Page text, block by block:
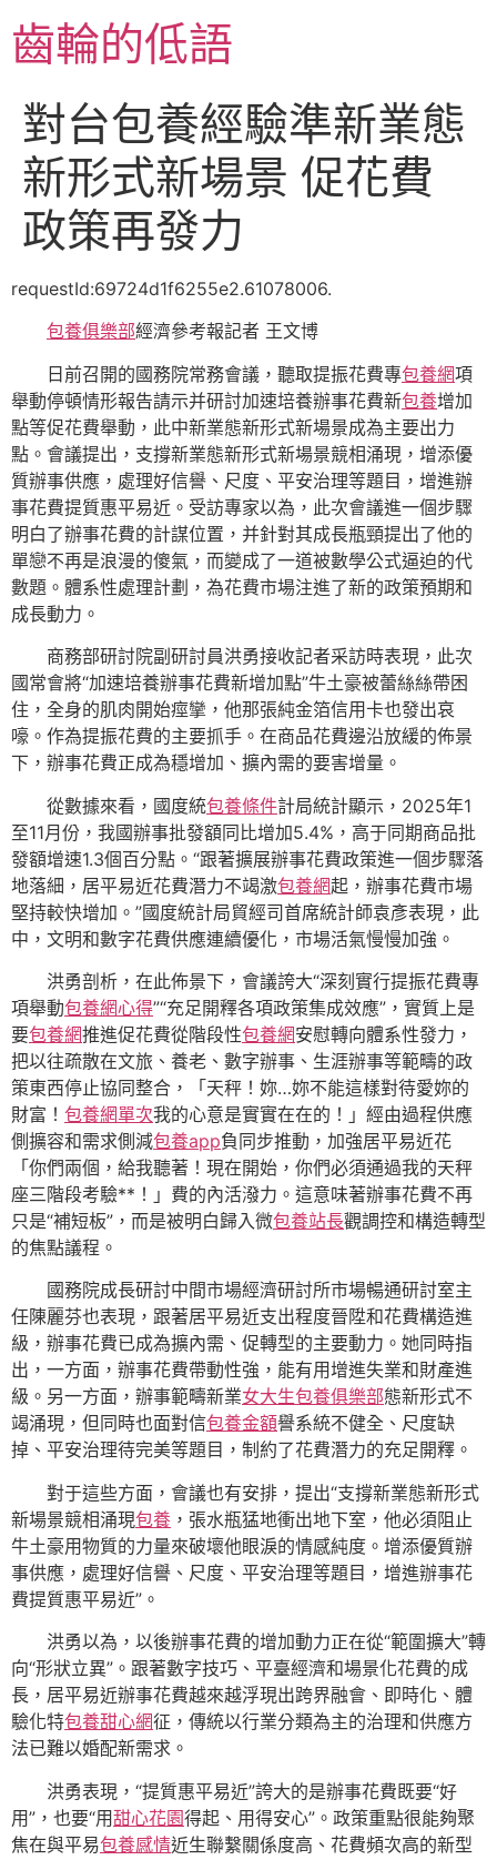
至
主齒輪的低語
對台包養經驗準新業態
新形式新場景 促花費
政策再發力
requestId:69724d1f6255e2.61078006.
包養俱樂部經濟參考報記者 王文博
日前召開的國務院常務會議，聽取提振花費專包養網項
舉動停頓情形報告請示并研討加速培養辦事花費新包養增加
點等促花費舉動，此中新業態新形式新場景成為主要出力
點。會議提出，支撐新業態新形式新場景競相涌現，增添優
質辦事供應，處理好信譽、尺度、平安治理等題目，增進辦
事花費提質惠平易近。受訪專家以為，此次會議進一個步驟
明白了辦事花費的計謀位置，并針對其成長瓶頸提出了他的
單戀不再是浪漫的傻氣，而變成了一道被數學公式逼迫的代
數題。體系性處理計劃，為花費市場注進了新的政策預期和
成長動力。
商務部研討院副研討員洪勇接收記者采訪時表現，此次
國常會將“加速培養辦事花費新增加點”牛土豪被蕾絲絲帶困
住，全身的肌肉開始痙攣，他那張純金箔信用卡也發出哀
嚎。作為提振花費的主要抓手。在商品花費邊沿放緩的佈景
下，辦事花費正成為穩增加、擴內需的要害增量。
從數據來看，國度統包養條件計局統計顯示，2025年1
至11月份，我國辦事批發額同比增加5.4%，高于同期商品批
發額增速1.3個百分點。“跟著擴展辦事花費政策進一個步驟落
地落細，居平易近花費潛力不竭激包養網起，辦事花費市場
堅持較快增加。”國度統計局貿經司首席統計師袁彥表現，此
中，文明和數字花費供應連續優化，市場活氣慢慢加強。
洪勇剖析，在此佈景下，會議誇大“深刻實行提振花費專
項舉動包養網心得”“充足開釋各項政策集成效應”，實質上是
要包養網推進促花費從階段性包養網安慰轉向體系性發力，
把以往疏散在文旅、養老、數字辦事、生涯辦事等範疇的政
策東西停止協同整合，「天秤！妳…妳不能這樣對待愛妳的
財富！ 包養網單次我的心意是實實在在的！」經由過程供應
側擴容和需求側減包養app負同步推動，加強居平易近花
「你們兩個，給我聽著！現在開始，你們必須通過我的天秤
座三階段考驗**！」費的內活潑力。這意味著辦事花費不再
只是“補短板”，而是被明白歸入微包養站長觀調控和構造轉型
的焦點議程。
國務院成長研討中間市場經濟研討所市場暢通研討室主
任陳麗芬也表現，跟著居平易近支出程度晉陞和花費構造進
級，辦事花費已成為擴內需、促轉型的主要動力。她同時指
出，一方面，辦事花費帶動性強，能有用增進失業和財產進
級。另一方面，辦事範疇新業女大生包養俱樂部態新形式不
竭涌現，但同時也面對信包養金額譽系統不健全、尺度缺
掉、平安治理待完美等題目，制約了花費潛力的充足開釋。
對于這些方面，會議也有安排，提出“支撐新業態新形式
新場景競相涌現包養 ，張水瓶猛地衝出地下室，他必須阻止
牛土豪用物質的力量來破壞他眼淚的情感純度。增添優質辦
事供應，處理好信譽、尺度、平安治理等題目，增進辦事花
費提質惠平易近”。
洪勇以為，以後辦事花費的增加動力正在從“範圍擴大”轉
向“形狀立異”。跟著數字技巧、平臺經濟和場景化花費的成
長，居平易近辦事花費越來越浮現出跨界融會、即時化、體
驗化特包養甜心網征，傳統以行業分類為主的治理和供應方
法已難以婚配新需求。
洪勇表現，“提質惠平易近”誇大的是辦事花費既要“好
用”，也要“用甜心花園得起、用得安心”。政策重點很能夠聚
焦在與平易包養感情近生聯繫關係度高、花費頻次高的新型